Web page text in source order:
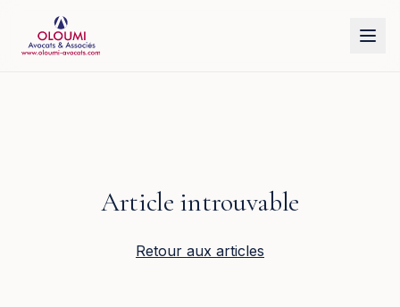
Article introuvable
Retour aux articles